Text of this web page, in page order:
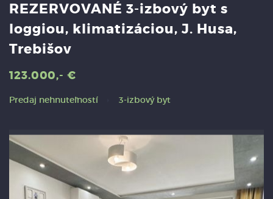
REZERVOVANÉ 3-izbový byt s
loggiou, klimatizáciou, J. Husa,
Trebišov
123.000,- €
Predaj nehnuteľností 3-izbový byt